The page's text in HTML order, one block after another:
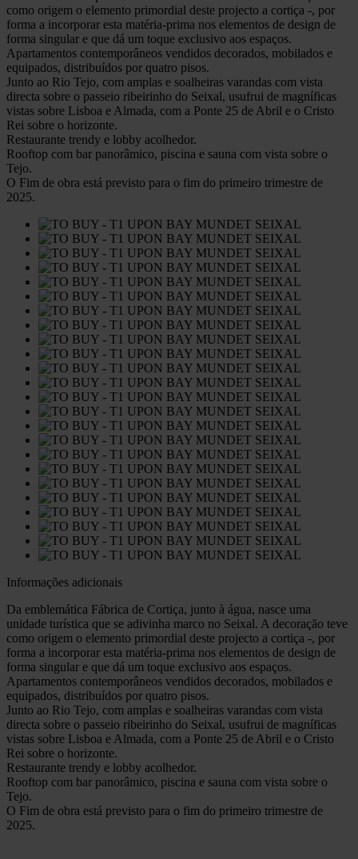
como origem o elemento primordial deste projecto a cortiça -, por
forma a incorporar esta matéria-prima nos elementos de design de
forma singular e que dá um toque exclusivo aos espaços.
Apartamentos contemporâneos vendidos decorados, mobilados e
equipados, distribuídos por quatro pisos.
Junto ao Rio Tejo, com amplas e soalheiras varandas com vista
directa sobre o passeio ribeirinho do Seixal, usufrui de magníficas
vistas sobre Lisboa e Almada, com a Ponte 25 de Abril e o Cristo
Rei sobre o horizonte.
Restaurante trendy e lobby acolhedor.
Rooftop com bar panorâmico, piscina e sauna com vista sobre o
Tejo.
O Fim de obra está previsto para o fim do primeiro trimestre de
2025.
Informações adicionais
Da emblemática Fábrica de Cortiça, junto à água, nasce uma
unidade turística que se adivinha marco no Seixal. A decoração teve
como origem o elemento primordial deste projecto a cortiça -, por
forma a incorporar esta matéria-prima nos elementos de design de
forma singular e que dá um toque exclusivo aos espaços.
Apartamentos contemporâneos vendidos decorados, mobilados e
equipados, distribuídos por quatro pisos.
Junto ao Rio Tejo, com amplas e soalheiras varandas com vista
directa sobre o passeio ribeirinho do Seixal, usufrui de magníficas
vistas sobre Lisboa e Almada, com a Ponte 25 de Abril e o Cristo
Rei sobre o horizonte.
Restaurante trendy e lobby acolhedor.
Rooftop com bar panorâmico, piscina e sauna com vista sobre o
Tejo.
O Fim de obra está previsto para o fim do primeiro trimestre de
2025.